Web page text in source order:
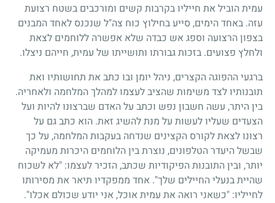
עמית הוביל את חייליו בקרבות קשים ומורכבים בשטח רצועת
עזה. באחד הימים, סייע בחילוץ כוח צה"ל שנכנס לאחד המבנים
בצפון הרצועה וספג אש כבדה שלא אפשרה ללוחמים לצאת
ולחלץ פצועים. בזכות גבורתו ותושייתו של עמית, חייהם ניצלו.
ברגעי ההפוגה הקצרים, ניהל יומן ובו כתב את תחושותיו ואת
תובנותיו לצד משימות שהציב לעצמו למהלך המלחמה ולאחריה.
בין היתר, עשה חשבון נפש וכתב על האדם שברצונו להיות ועל
הצעדים שעליו לעשות על מנת להשיג זאת. הוא כתב גם על
רצונו לצאת לקורס הקצינים שנדחה בעקבות המלחמה, על כך
שבשל היעדר הטלפונים, נוצרת בין הלוחמים היכרות מעמיקה
יותר, ובין התובנות הפיקודיות שכתב, הזכיר לעצמו: "לא לשכוח
שהיית בנעלי החיילים שלך". אחד ממפקדיו תיאר את מסירותו
לחייליו: "כשאני רואה את עמית אוכל, אני יודע שכולם אכלו".